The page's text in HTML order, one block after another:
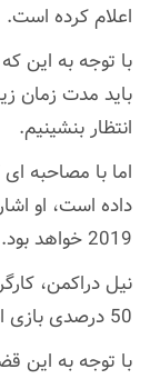
اعلام کرده است.
با توجه به این
باید مدت زمان
انتظار بنشینیم.
اما با مصاحبه
داده است، او
2019 خواهد بود.
50 درصدی بازی اشاره کرد.